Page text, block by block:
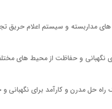
های مداربسته و سیستم اعلام حریق
نگهبانی و حفاظت از محیط‌ های
حل مدرن و کارآمد برای نگهبانی